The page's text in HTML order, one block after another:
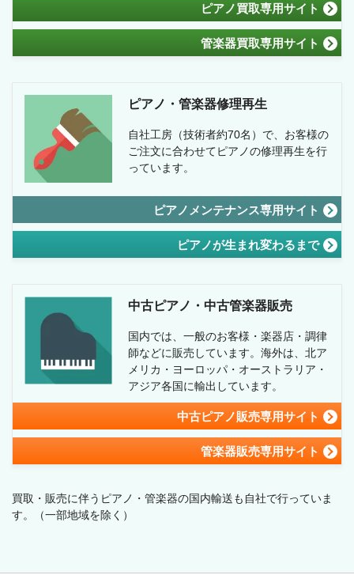
ピアノ買取専用サイト
管楽器買取専用サイト
ピアノ・管楽器修理再生
自社工房（技術者約70名）で、お客様の
ご注文に合わせてピアノの修理再生を行
っています。
ピアノメンテナンス専用サイト
ピアノが生まれ変わるまで
中古ピアノ・中古管楽器販売
国内では、一般のお客様・楽器店・調律
師などに販売しています。海外は、北ア
メリカ・ヨーロッパ・オーストラリア・
アジア各国に輸出しています。
中古ピアノ販売専用サイト
管楽器販売専用サイト
買取・販売に伴うピアノ・管楽器の国内輸送も自社で行っていま
す。
（一部地域を除く）